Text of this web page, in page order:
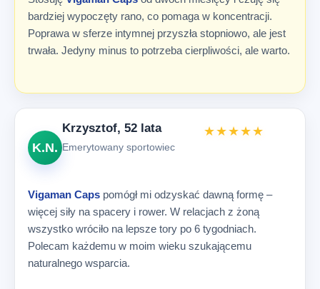
bardziej wypoczęty rano, co pomaga w koncentracji.
Poprawa w sferze intymnej przyszła stopniowo, ale jest
trwała. Jedyny minus to potrzeba cierpliwości, ale warto.
K.N.
Krzysztof, 52 lata
Emerytowany sportowiec
★★★★★
Vigaman Caps pomógł mi odzyskać dawną formę –
więcej siły na spacery i rower. W relacjach z żoną
wszystko wróciło na lepsze tory po 6 tygodniach.
Polecam każdemu w moim wieku szukającemu
naturalnego wsparcia.